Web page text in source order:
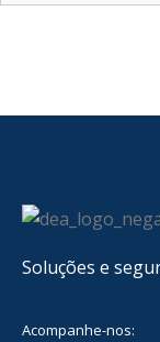
Soluções e
Acompanhe-nos: